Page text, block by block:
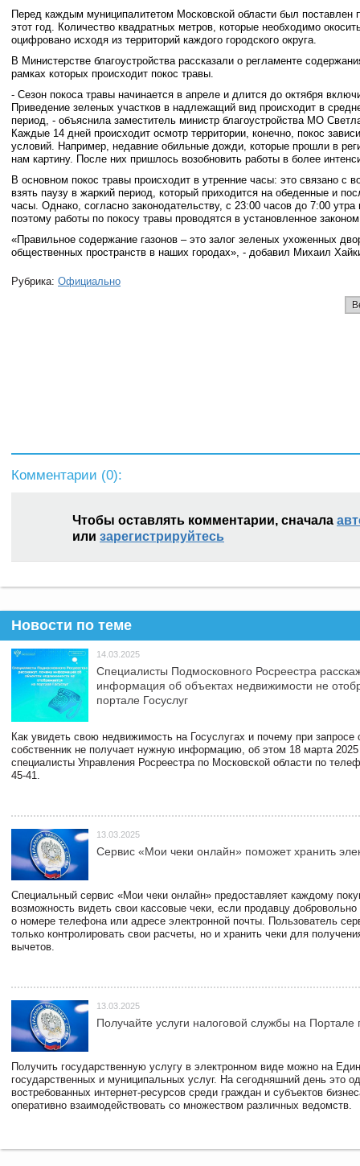
Перед каждым муниципалитетом Московской области был поставлен
этот год. Количество квадратных метров, которые необходимо
оцифровано исходя из территорий каждого городского округа.
В Министерстве благоустройства рассказали о регламенте
рамках которых происходит покос травы.
- Сезон покоса травы начинается в апреле и длится до октября
Приведение зеленых участков в надлежащий вид происходит в
период, - объяснила заместитель министр благоустройства МО
Каждые 14 дней происходит осмотр территории, конечно, покос
условий. Например, недавние обильные дожди, которые прошли в
нам картину. После них пришлось возобновить работы в более
В основном покос травы происходит в утренние часы: это связано с
взять паузу в жаркий период, который приходится на обеденные и
часы. Однако, согласно законодательству, с 23:00 часов до 7:00
поэтому работы по покосу травы проводятся в установленное
«Правильное содержание газонов – это залог зеленых ухоженных
общественных пространств в наших городах», - добавил Михаил
Рубрика: Официально
Комментарии (0):
Чтобы оставлять комментарии, сначала
или зарегистрируйтесь
Новости по теме
14.03.2025
Специалисты Подмосковного Росреестра
информация об объектах недвижимости не
портале Госуслуг
Как увидеть свою недвижимость на Госуслугах и почему при запросе
собственник не получает нужную информацию, об этом 18 марта 2025
специалисты Управления Росреестра по Московской области по
45-41.
13.03.2025
Сервис «Мои чеки онлайн» поможет хранить
Специальный сервис «Мои чеки онлайн» предоставляет каждому
возможность видеть свои кассовые чеки, если продавцу
о номере телефона или адресе электронной почты. Пользователь
только контролировать свои расчеты, но и хранить чеки для
вычетов.
13.03.2025
Получайте услуги налоговой службы на Портале
Получить государственную услугу в электронном виде можно на
государственных и муниципальных услуг. На сегодняшний день это
востребованных интернет-ресурсов среди граждан и субъектов
оперативно взаимодействовать со множеством различных ведомств.